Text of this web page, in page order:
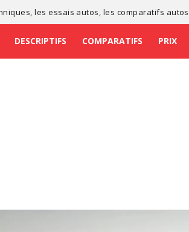
, lesessais autos , les comparatifs autos
DESCRIPTIFS COMPARATIFS PRIX